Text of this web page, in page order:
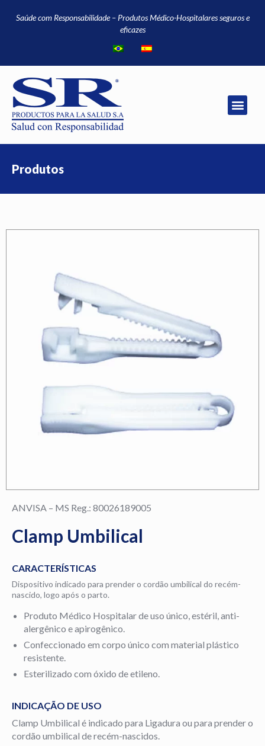
Saúde com Responsabilidade – Produtos Médico-Hospitalares seguros e
eficazes
Produtos
ANVISA – MS Reg.: 80026189005
Clamp Umbilical
CARACTERÍSTICAS
Dispositivo indicado para prender o cordão umbilical do recém-
nascido, logo após o parto.
Produto Médico Hospitalar de uso único, estéril, anti-
alergênico e apirogênico.
Confeccionado em corpo único com material plástico
resistente.
Esterilizado com óxido de etileno.
INDICAÇÃO DE USO
Clamp Umbilical é indicado para Ligadura ou para prender o
cordão umbilical de recém-nascidos.